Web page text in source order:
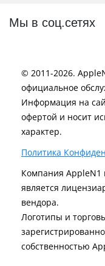
Мы в соц.сетях
© 2011-2026.
официальное
Информация на
офертой и носит
характер.
Политика
Компания AppleN1
является
вендора.
Логотипы и
собственностью